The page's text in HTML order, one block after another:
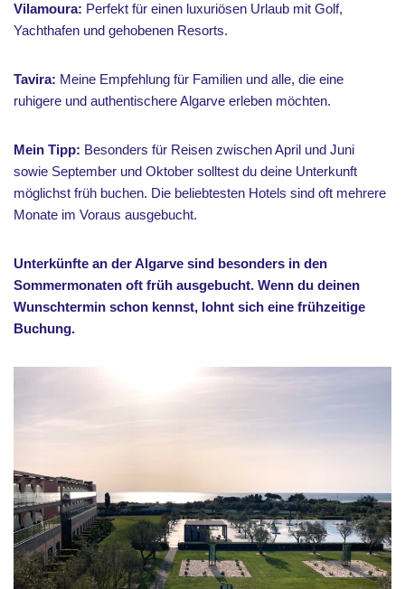
Vilamoura: Perfekt für einen luxuriösen Urlaub mit Golf,
Yachthafen und gehobenen Resorts.
Tavira: Meine Empfehlung für Familien und alle, die eine
ruhigere und authentischere Algarve erleben möchten.
Mein Tipp: Besonders für Reisen zwischen April und Juni
sowie September und Oktober solltest du deine Unterkunft
möglichst früh buchen. Die beliebtesten Hotels sind oft mehrere
Monate im Voraus ausgebucht.
Unterkünfte an der Algarve sind besonders in den
Sommermonaten oft früh ausgebucht. Wenn du deinen
Wunschtermin schon kennst, lohnt sich eine frühzeitige
Buchung.